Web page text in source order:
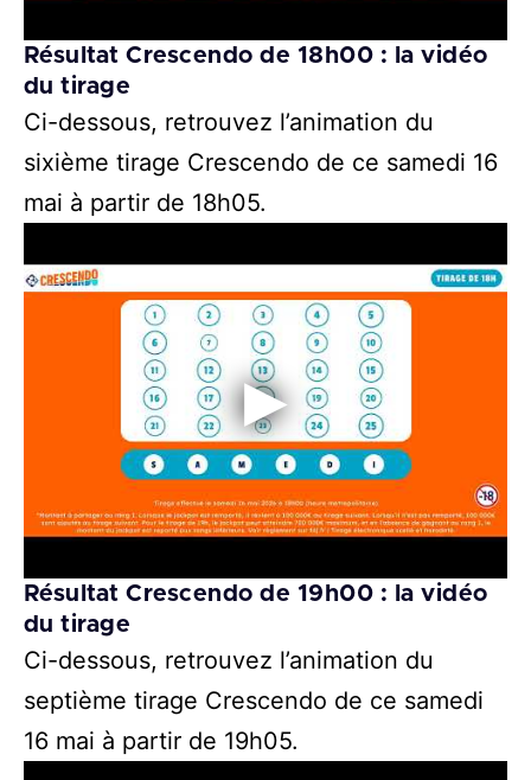
Résultat Crescendo de 18h00 : la vidéo
du tirage
Ci-dessous, retrouvez l’animation du
sixième tirage Crescendo de ce samedi 16
mai à partir de 18h05.
Résultat Crescendo de 19h00 : la vidéo
du tirage
Ci-dessous, retrouvez l’animation du
septième tirage Crescendo de ce samedi
16 mai à partir de 19h05.